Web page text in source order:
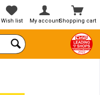
Shopping cart
Wish list My account